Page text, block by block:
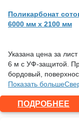
Поликарбонат
6000 мм x 2100 мм
Указана цена за
6 м с УФ-защитой.
бордовый,
Показать больше
ПОДРОБНЕЕ